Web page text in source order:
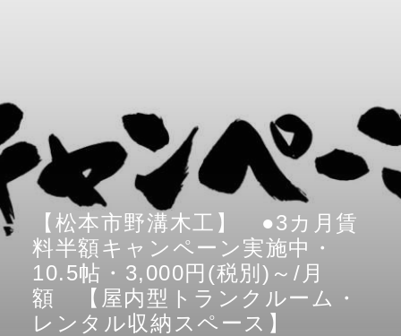
解約のお申込み
企業情報
お問い合わせ
お気に入り 閲覧履歴
【松本市野溝木工】 ●3カ月賃
料半額キャンペーン実施中・
10.5帖・3,000円(税別)～/月
額 【屋内型トランクルーム・
レンタル収納スペース】